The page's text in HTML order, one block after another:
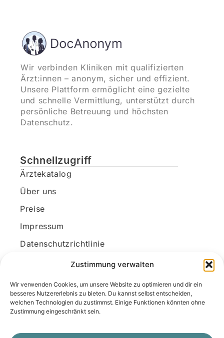
Zustimmung verwalten
Wir verwenden Cookies, um unsere Website zu optimieren und dir ein
besseres Nutzererlebnis zu bieten. Du kannst selbst entscheiden,
welchen Technologien du zustimmst. Einige Funktionen könnten ohne
Zustimmung eingeschränkt sein.
Wir verbinden Kliniken mit qualifizierten
Ärzt:innen – anonym, sicher und effizient.
Unsere Plattform ermöglicht eine gezielte
und schnelle Vermittlung, unterstützt durch
persönliche Betreuung und höchsten
Datenschutz.
Schnellzugriff
Ärztekatalog
Über uns
Preise
Impressum
Datenschutzrichtlinie
Kundenkonto
Unsere Kontaktdaten
E-Mail: kontakt@docanonym.com